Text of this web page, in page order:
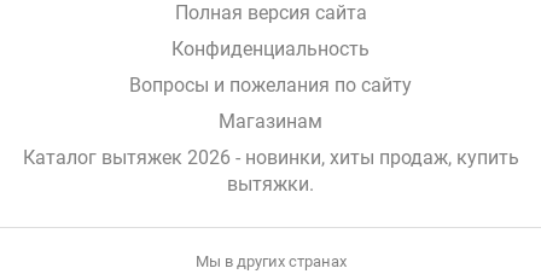
Полная версия сайта
Конфиденциальность
Вопросы и пожелания по сайту
Магазинам
Каталог вытяжек 2026 - новинки, хиты продаж, купить
вытяжки.
Мы в других странах